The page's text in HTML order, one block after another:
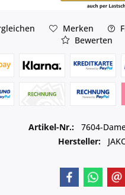
Merken
Bewerten
Artikel-Nr.:
7604-
Hersteller: